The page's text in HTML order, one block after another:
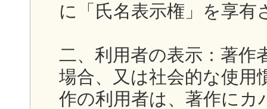
に「氏名表示権」を享
二、利用者の表示：著作
場合、又は社会的な使用
作の利用者は、著作に